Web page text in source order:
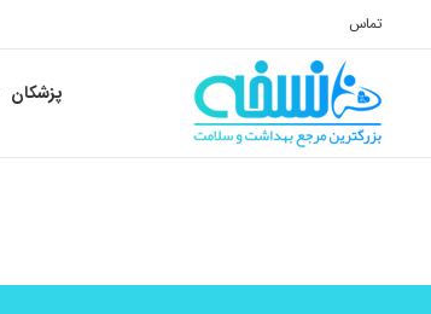
تماس
پزشکان